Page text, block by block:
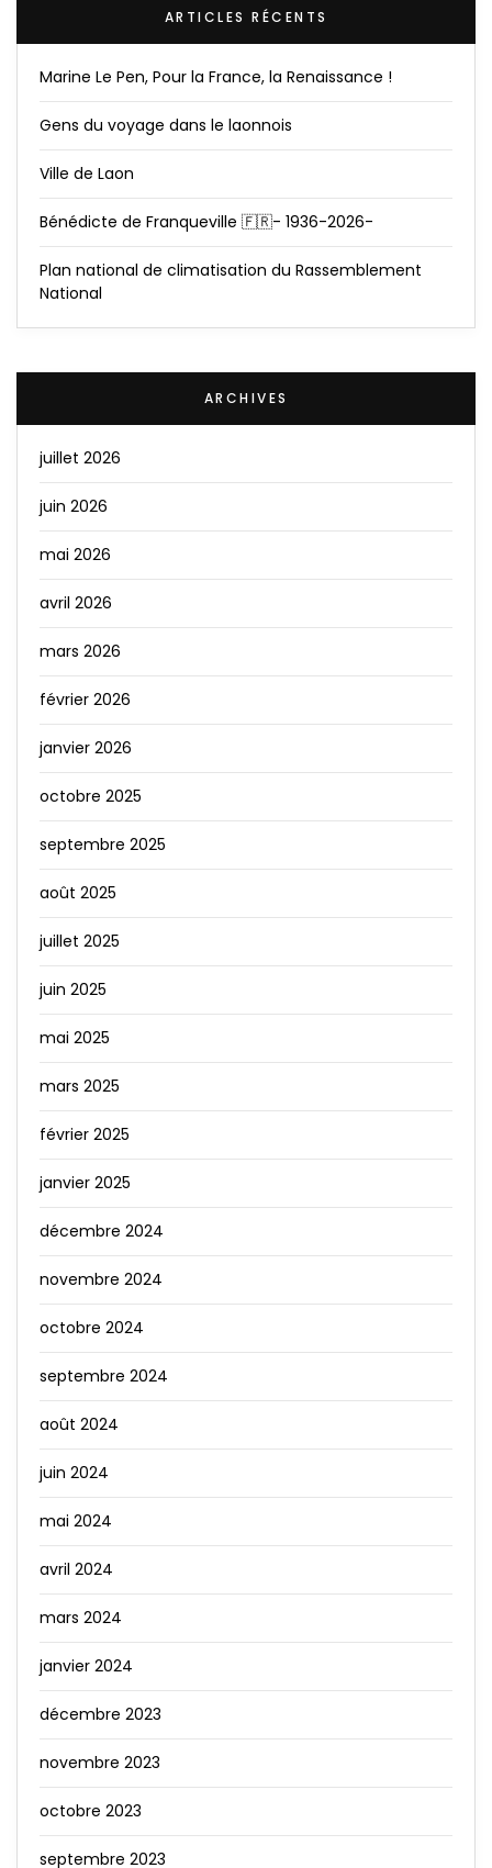
ARTICLES RÉCENTS
Marine Le Pen, Pour la France, la Renaissance !
Gens du voyage dans le laonnois
Ville de Laon
Bénédicte de Franqueville 🇫🇷- 1936-2026-
Plan national de climatisation du Rassemblement
National
ARCHIVES
juillet 2026
juin 2026
mai 2026
avril 2026
mars 2026
février 2026
janvier 2026
octobre 2025
septembre 2025
août 2025
juillet 2025
juin 2025
mai 2025
mars 2025
février 2025
janvier 2025
décembre 2024
novembre 2024
octobre 2024
septembre 2024
août 2024
juin 2024
mai 2024
avril 2024
mars 2024
janvier 2024
décembre 2023
novembre 2023
octobre 2023
septembre 2023